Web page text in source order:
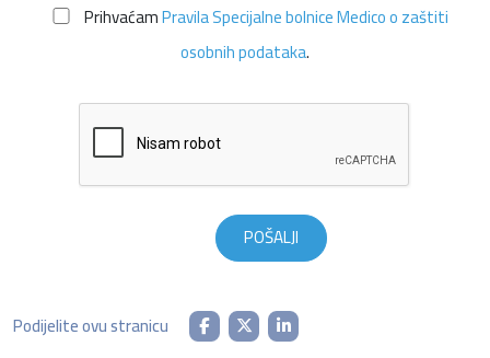
PrihvaćamPravila Specijalne bolnice Medico o zaštiti
osobnih podataka.
Podijelite ovu stranicu